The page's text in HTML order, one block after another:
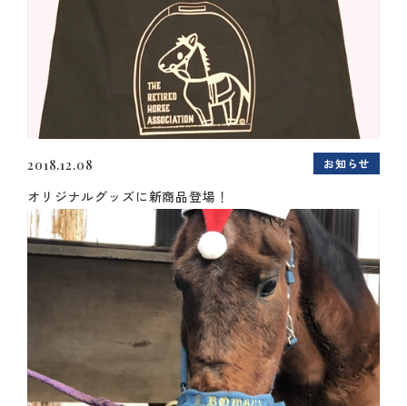
2018.12.08 お知らせ
オリジナルグッズに新商品登場！